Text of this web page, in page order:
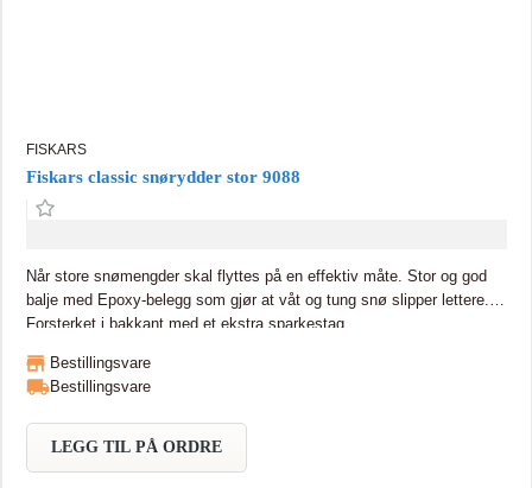
FISKARS
Fiskars classic snørydder stor 9088
Når store snømengder skal flyttes på en effektiv måte. Stor og god
balje med Epoxy-belegg som gjør at våt og tung snø slipper lettere.
Forsterket i bakkant med et ekstra sparkestag
Bestillingsvare
Bestillingsvare
LEGG TIL PÅ ORDRE